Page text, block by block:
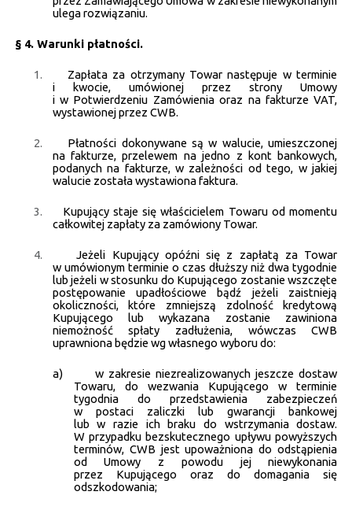
ulega rozwiązaniu.
§ 4. Warunki płatności.
1.
Zapłata za otrzymany Towar następuje w terminie
i kwocie, umówionej przez strony Umowy
i w Potwierdzeniu Zamówienia oraz na fakturze VAT,
wystawionej przez CWB.
2.
Płatności dokonywane są w walucie, umieszczonej
na fakturze, przelewem na jedno z kont bankowych,
podanych na fakturze, w zależności od tego, w jakiej
walucie została wystawiona faktura.
3.
Kupujący staje się właścicielem Towaru od momentu
całkowitej zapłaty za zamówiony Towar.
4.
Jeżeli Kupujący opóźni się z zapłatą za Towar
w umówionym terminie o czas dłuższy niż dwa tygodnie
lub jeżeli w stosunku do Kupującego zostanie wszczęte
postępowanie upadłościowe bądź jeżeli zaistnieją
okoliczności, które zmniejszą zdolność kredytową
Kupującego lub wykazana zostanie zawiniona
niemożność spłaty zadłużenia, wówczas CWB
uprawniona będzie wg własnego wyboru do:
a)
w zakresie niezrealizowanych jeszcze dostaw
Towaru, do wezwania Kupującego w terminie
tygodnia do przedstawienia zabezpieczeń
w postaci zaliczki lub gwarancji bankowej
lub w razie ich braku do wstrzymania dostaw.
W przypadku bezskutecznego upływu powyższych
terminów, CWB jest upoważniona do odstąpienia
od Umowy z powodu jej niewykonania
przez Kupującego oraz do domagania się
odszkodowania;